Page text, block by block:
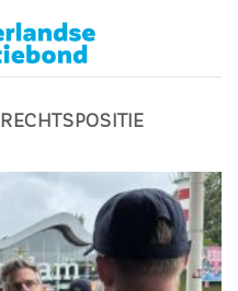
RECHTSPOSITIE